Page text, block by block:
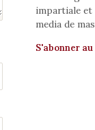
impartiale et
media de
S'abonner